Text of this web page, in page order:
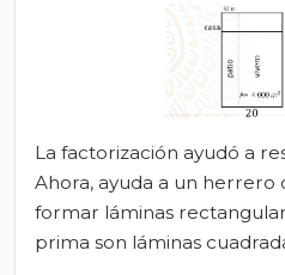
La factorización ayudó a
Ahora, ayuda a un herrero
formar láminas
prima son láminas